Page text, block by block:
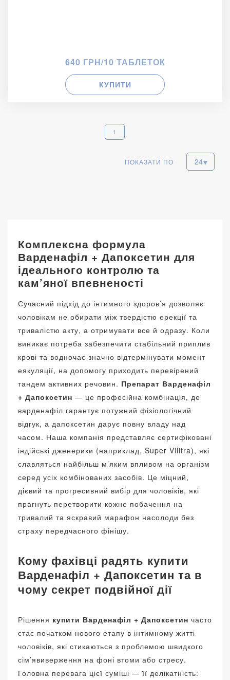
640 ГРН/10 ТАБЛЕТОК
КУПИТИ
1
ПОКАЗАТИ ПО
Комплексна формула
Варденафіл + Дапоксетин для
ідеального контролю та
кам’яної впевненості
Сучасний підхід до інтимного здоров’я дозволяє
чоловікам не обирати між твердістю ерекції та
тривалістю акту, а отримувати все й одразу. Коли
виникає потреба забезпечити стабільний приплив
крові та водночас значно відтермінувати момент
еякуляції, на допомогу приходить перевірений
тандем активних речовин. Препарат Варденафіл
+ Дапоксетин — це професійна комбінація, де
варденафіл гарантує потужний фізіологічний
відгук, а дапоксетин дарує повну владу над
часом. Наша компанія представляє сертифіковані
індійські дженерики (наприклад, Super Vilitra), які
славляться найбільш м’яким впливом на організм
серед усіх комбінованих засобів. Це міцний,
дієвий та прогресивний вибір для чоловіків, які
прагнуть перетворити кожне побачення на
тривалий та яскравий марафон насолоди без
страху передчасного фінішу.
Кому фахівці радять купити
Варденафіл + Дапоксетин та в
чому секрет подвійної дії
Рішення купити Варденафіл + Дапоксетин часто
стає початком нового етапу в інтимному житті
чоловіків, які стикаються з проблемою швидкого
сім’явиверження на фоні втоми або стресу.
Головна перевага цієї суміші — її делікатність: